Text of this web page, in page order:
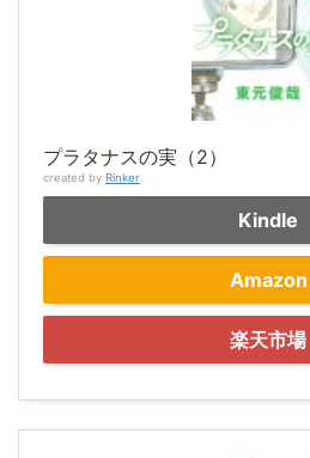
プラタナスの実（2）
created by Rinker
Kindle
Amazon
楽天市場